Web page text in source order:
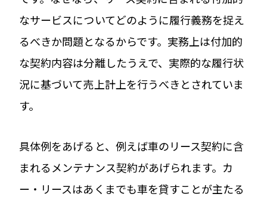
なサービスについてどのように履行義務を捉え
るべきか問題となるからです。実務上は付加的
な契約内容は分離したうえで、実際的な履行状
況に基づいて売上計上を行うべきとされていま
す。
具体例をあげると、例えば車のリース契約に含
まれるメンテナンス契約があげられます。カ
ー・リースはあくまでも車を貸すことが主たる